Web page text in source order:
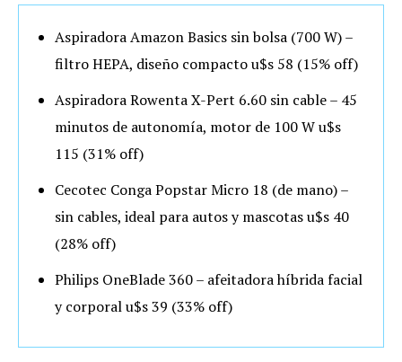
Aspiradora Amazon Basics sin bolsa (700 W) –
filtro HEPA, diseño compacto u$s 58 (15% off)
Aspiradora Rowenta X-Pert 6.60 sin cable – 45
minutos de autonomía, motor de 100 W u$s
115 (31% off)
Cecotec Conga Popstar Micro 18 (de mano) –
sin cables, ideal para autos y mascotas u$s 40
(28% off)
Philips OneBlade 360 – afeitadora híbrida facial
y corporal u$s 39 (33% off)